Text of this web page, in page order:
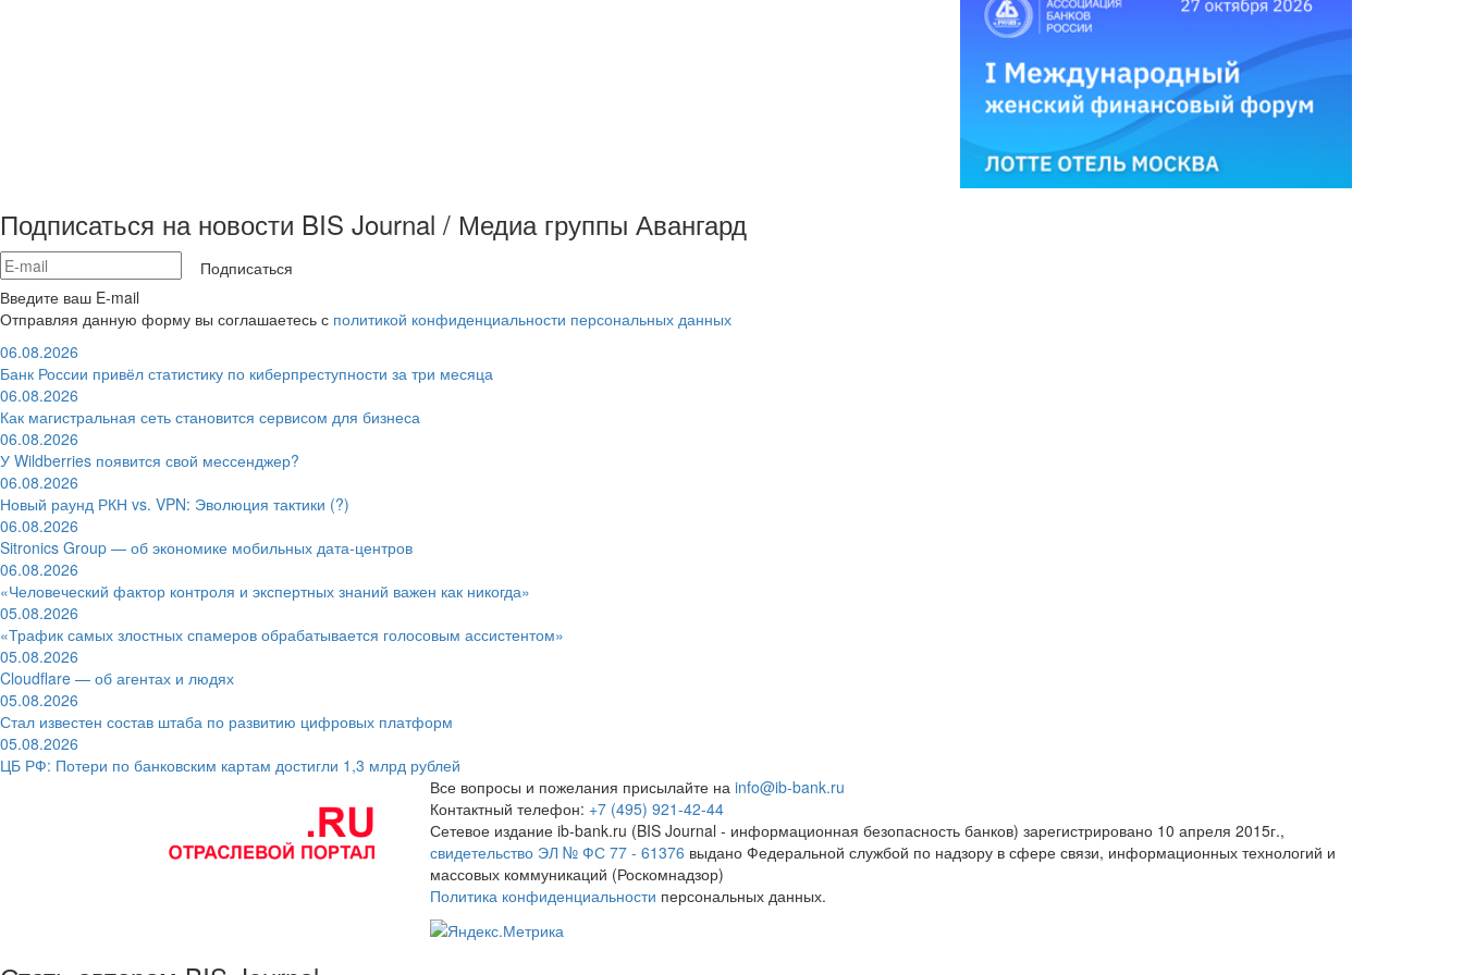
Подписаться на новости BIS Journal / Медиа группы Авангард
Подписаться
Введите ваш E-mail
Отправляя данную форму вы соглашаетесь с политикой конфиденциальности персональных данных
06.08.2026
Банк России привёл статистику по киберпреступности за три месяца
06.08.2026
Как магистральная сеть становится сервисом для бизнеса
06.08.2026
У Wildberries появится свой мессенджер?
06.08.2026
Новый раунд РКН vs. VPN: Эволюция тактики (?)
06.08.2026
Sitronics Group — об экономике мобильных дата-центров
06.08.2026
«Человеческий фактор контроля и экспертных знаний важен как никогда»
05.08.2026
«Трафик самых злостных спамеров обрабатывается голосовым ассистентом»
05.08.2026
Cloudflare — об агентах и людях
05.08.2026
Стал известен состав штаба по развитию цифровых платформ
05.08.2026
ЦБ РФ: Потери по банковским картам достигли 1,3 млрд рублей
Все вопросы и пожелания присылайте на info@ib-bank.ru
Контактный телефон: +7 (495) 921-42-44
Сетевое издание ib-bank.ru (BIS Journal - информационная безопасность банков) зарегистрировано 10 апреля 2015г.,
свидетельство ЭЛ № ФС 77 - 61376 выдано Федеральной службой по надзору в сфере связи, информационных технологий и
массовых коммуникаций (Роскомнадзор)
Политика конфиденциальности персональных данных.